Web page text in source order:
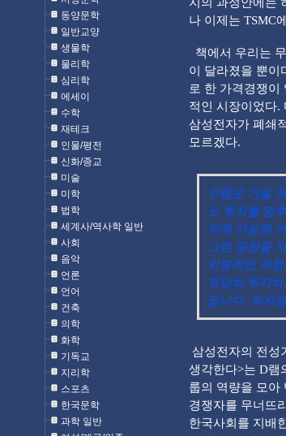
동양문학
일반교양
생물학
물리학
심리학
에세이
수학
재테크
인물/평전
신화/종교
미술
미학
법학
세계사/역사학 일반
사회
음악
언론
언어
건축
의학
화학
기독교
지리학
스포츠
한국문학
과학 일반
지의 과정안에는
나 이제는 TSMC
책에서 우리는
이 달라졌을 뿐이
로 한 가격경쟁이
적인 시장이었다.
삼성전자가 폐쇄
모르겠다.
D램은 기술
도 투자를 멈
자해 가능한
그런 공장을
치명적인 약
적당히 투자
집니다. 적자
삼성전자의 전성
생각한다>는 D램
룹의 역량을 모아
경쟁자를 무너뜨
한국사회를 지배